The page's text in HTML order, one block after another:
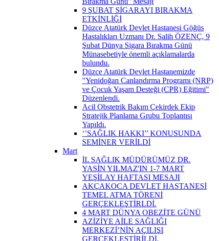
9 ŞUBAT SİGARAYI BIRAKMA
ETKİNLİĞİ
Düzce Atatürk Devlet Hastanesi Göğüs
Hastalıkları Uzmanı Dr. Salih ÖZENÇ, 9
Şubat Dünya Sigara Bırakma Günü
Münasebetiyle önemli açıklamalarda
bulundu.
Düzce Atatürk Devlet Hastanemizde
"Yenidoğan Canlandırma Programı (NRP)
ve Çocuk Yaşam Desteği (CPR) Eğitimi"
Düzenlendi.
Acil Obstetrik Bakım Çekirdek Ekip
Stratejik Planlama Grubu Toplantısı
Yapıldı.
‘’SAĞLIK HAKKI’’ KONUSUNDA
SEMİNER VERİLDİ
Mart
İL SAĞLIK MÜDÜRÜMÜZ DR.
YASİN YILMAZ'IN 1-7 MART
YEŞİLAY HAFTASI MESAJI
AKÇAKOCA DEVLET HASTANESİ
TEMEL ATMA TÖRENİ
GERÇEKLEŞTİRLDİ.
4 MART DÜNYA OBEZİTE GÜNÜ
AZİZİYE AİLE SAĞLIĞI
MERKEZİ’NİN AÇILIŞI
GERÇEKLEŞTİRİLDİ.